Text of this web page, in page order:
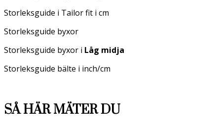
Storleksguide i Tailor fit i cm
Storleksguide byxor
Storleksguide byxor i Låg midja
Storleksguide bälte i inch/cm
SÅ HÄR MÄTER DU